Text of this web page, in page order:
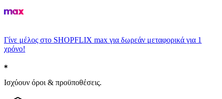
Γίνε μέλος στο SHOPFLIX max για δωρεάν μεταφορικά για 1
χρόνο!
Ισχύουν όροι & προϋποθέσεις.